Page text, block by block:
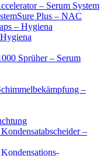
– Serum System
Plus – NAC
– Hygiena
Sprüher – Serum
–
–